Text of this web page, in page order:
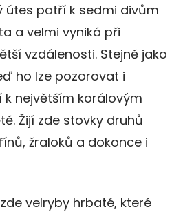
útes patří k sedmi divům
a velmi vyniká při
vzdálenosti. Stejně jako
ho lze pozorovat i
k největším korálovým
Žijí zde stovky druhů
žraloků a dokonce i
velryby hrbaté, které